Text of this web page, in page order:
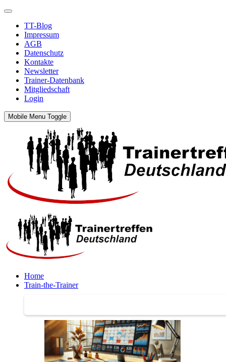
TT-Blog
Impressum
AGB
Datenschutz
Kontakte
Newsletter
Trainer-Datenbank
Mitgliedschaft
Login
Mobile Menu Toggle
Home
Train-the-Trainer